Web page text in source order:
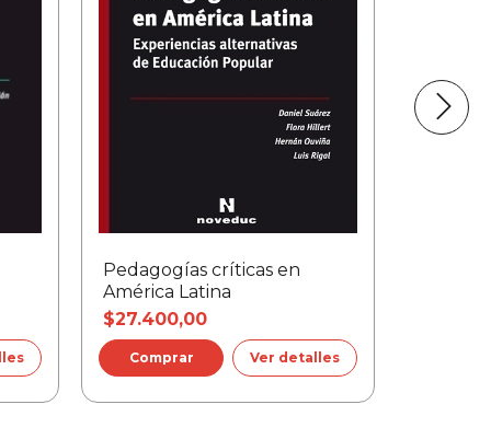
Pedagogías críticas en
América Latina
$27.400,00
Ver detalles